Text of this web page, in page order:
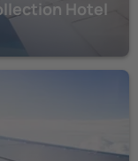
Hotel